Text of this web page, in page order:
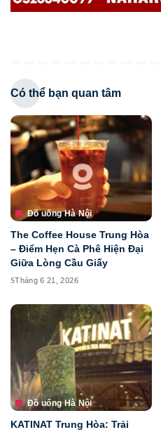
Có thể bạn quan tâm
Đồ uống Hà Nội
The Coffee House Trung Hòa
– Điểm Hẹn Cà Phê Hiện Đại
Giữa Lòng Cầu Giấy
Tháng 6 21, 2026
Đồ uống Hà Nội
KATINAT Trung Hòa: Trải